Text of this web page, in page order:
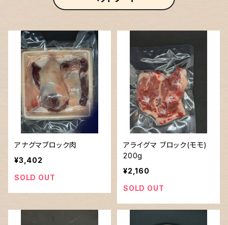
アナグマブロック肉
¥3,402
SOLD OUT
アライグマ ブロック(モモ)
200g
¥2,160
SOLD OUT